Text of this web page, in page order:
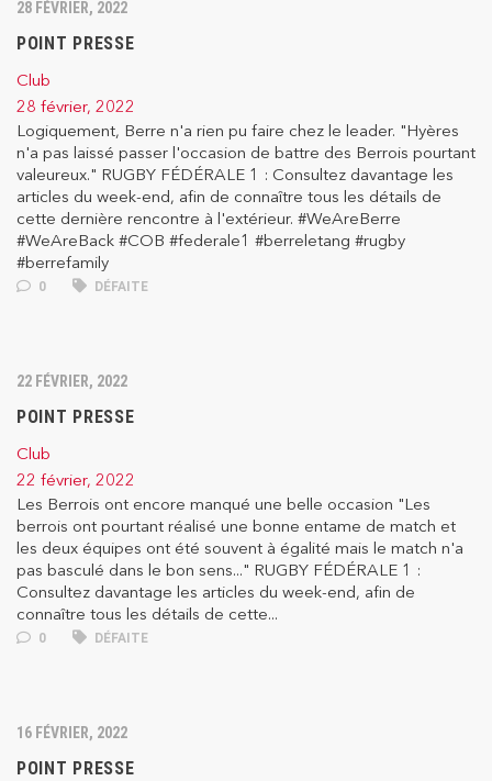
28 FÉVRIER, 2022
POINT PRESSE
Club
28 février, 2022
Logiquement, Berre n'a rien pu faire chez le leader. "Hyères
n'a pas laissé passer l'occasion de battre des Berrois pourtant
valeureux." RUGBY FÉDÉRALE 1 : Consultez davantage les
articles du week-end, afin de connaître tous les détails de
cette dernière rencontre à l'extérieur. #WeAreBerre
#WeAreBack #COB #federale1 #berreletang #rugby
#berrefamily
0 DÉFAITE
22 FÉVRIER, 2022
POINT PRESSE
Club
22 février, 2022
Les Berrois ont encore manqué une belle occasion "Les
berrois ont pourtant réalisé une bonne entame de match et
les deux équipes ont été souvent à égalité mais le match n'a
pas basculé dans le bon sens..." RUGBY FÉDÉRALE 1 :
Consultez davantage les articles du week-end, afin de
connaître tous les détails de cette...
0 DÉFAITE
16 FÉVRIER, 2022
POINT PRESSE